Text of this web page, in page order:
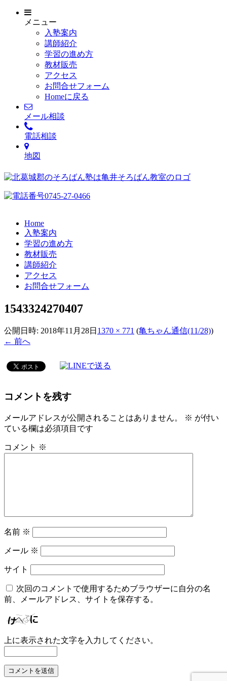
メニュー
入塾案内
講師紹介
学習の進め方
教材販売
アクセス
お問合せフォーム
Homeに戻る
メール相談
電話相談
地図
Home
入塾案内
学習の進め方
教材販売
講師紹介
アクセス
お問合せフォーム
1543324270407
公開日時: 2018年11月28日 1370 × 771 (亀ちゃん通信(11/28))
← 前へ
コメントを残す
メールアドレスが公開されることはありません。 ※ が付い
ている欄は必須項目です
コメント ※
名前 ※
メール ※
サイト
次回のコメントで使用するためブラウザーに自分の名
前、メールアドレス、サイトを保存する。
上に表示された文字を入力してください。